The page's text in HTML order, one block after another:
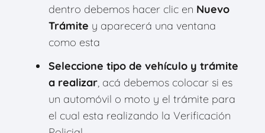
dentro debemos hacer clic en Nuevo
Trámite y aparecerá una ventana
como esta
Seleccione tipo de vehículo y trámite
a realizar, acá debemos colocar si es
un automóvil o moto y el trámite para
el cual esta realizando la Verificación